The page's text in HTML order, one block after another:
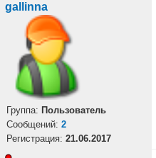
gallinna
Группа: Пользователь
Cообщений: 2
Регистрация: 21.06.2017